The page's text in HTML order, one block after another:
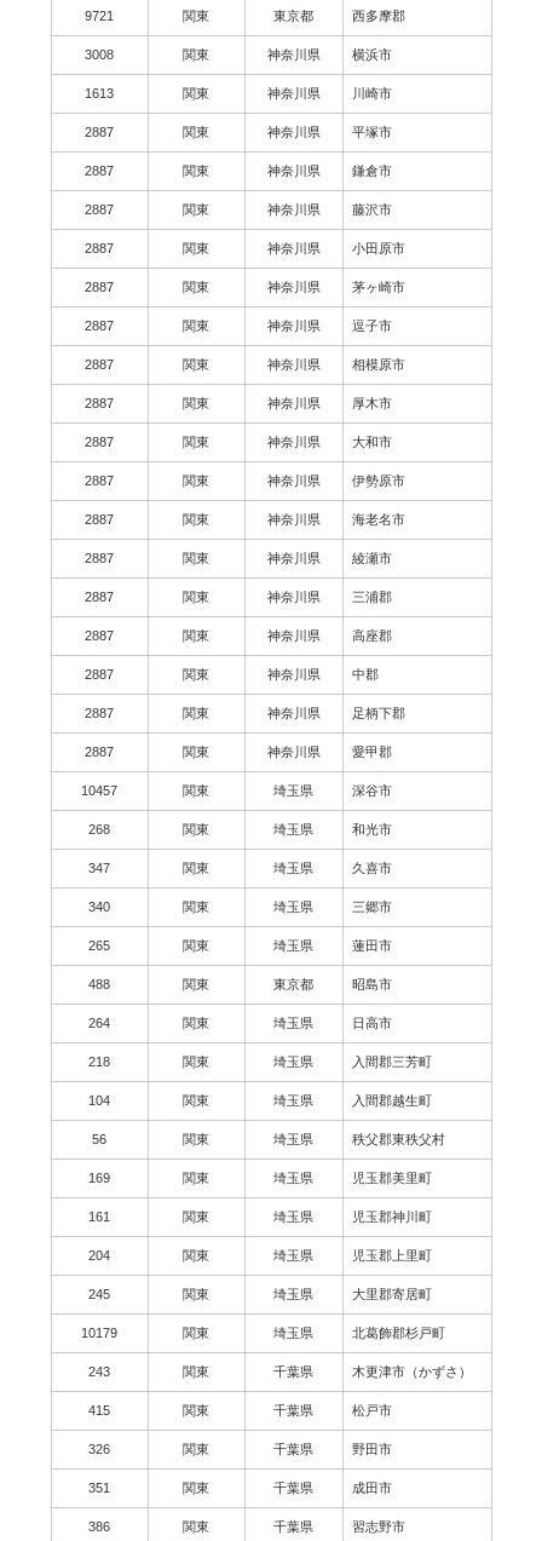
9721 関東 東京都 西多摩郡
3008 関東 神奈川県 横浜市
1613 関東 神奈川県 川崎市
2887 関東 神奈川県 平塚市
2887 関東 神奈川県 鎌倉市
2887 関東 神奈川県 藤沢市
2887 関東 神奈川県 小田原市
2887 関東 神奈川県 茅ヶ崎市
2887 関東 神奈川県 逗子市
2887 関東 神奈川県 相模原市
2887 関東 神奈川県 厚木市
2887 関東 神奈川県 大和市
2887 関東 神奈川県 伊勢原市
2887 関東 神奈川県 海老名市
2887 関東 神奈川県 綾瀬市
2887 関東 神奈川県 三浦郡
2887 関東 神奈川県 高座郡
2887 関東 神奈川県 中郡
2887 関東 神奈川県 足柄下郡
2887 関東 神奈川県 愛甲郡
10457 関東 埼玉県 深谷市
268 関東 埼玉県 和光市
347 関東 埼玉県 久喜市
340 関東 埼玉県 三郷市
265 関東 埼玉県 蓮田市
488 関東 東京都 昭島市
264 関東 埼玉県 日高市
218 関東 埼玉県 入間郡三芳町
104 関東 埼玉県 入間郡越生町
56 関東 埼玉県 秩父郡東秩父村
169 関東 埼玉県 児玉郡美里町
161 関東 埼玉県 児玉郡神川町
204 関東 埼玉県 児玉郡上里町
245 関東 埼玉県 大里郡寄居町
10179 関東 埼玉県 北葛飾郡杉戸町
243 関東 千葉県 木更津市（かずさ）
415 関東 千葉県 松戸市
326 関東 千葉県 野田市
351 関東 千葉県 成田市
386 関東 千葉県 習志野市